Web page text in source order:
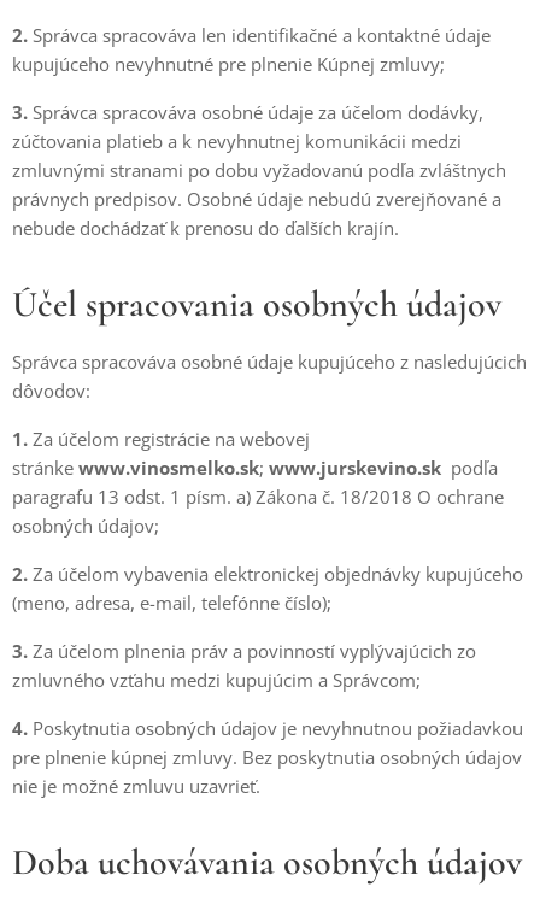
2. Správca spracováva len identifikačné a kontaktné údaje
kupujúceho nevyhnutné pre plnenie Kúpnej zmluvy;
3. Správca spracováva osobné údaje za účelom dodávky,
zúčtovania platieb a k nevyhnutnej komunikácii medzi
zmluvnými stranami po dobu vyžadovanú podľa zvláštnych
právnych predpisov. Osobné údaje nebudú zverejňované a
nebude dochádzať k prenosu do ďalších krajín.
Účel spracovania osobných údajov
Správca spracováva osobné údaje kupujúceho z nasledujúcich
dôvodov:
1. Za účelom registrácie na webovej
stránke www.vinosmelko.sk; www.jurskevino.sk podľa
paragrafu 13 odst. 1 písm. a) Zákona č. 18/2018 O ochrane
osobných údajov;
2. Za účelom vybavenia elektronickej objednávky kupujúceho
(meno, adresa, e-mail, telefónne číslo);
3. Za účelom plnenia práv a povinností vyplývajúcich zo
zmluvného vzťahu medzi kupujúcim a Správcom;
4. Poskytnutia osobných údajov je nevyhnutnou požiadavkou
pre plnenie kúpnej zmluvy. Bez poskytnutia osobných údajov
nie je možné zmluvu uzavrieť.
Doba uchovávania osobných údajov